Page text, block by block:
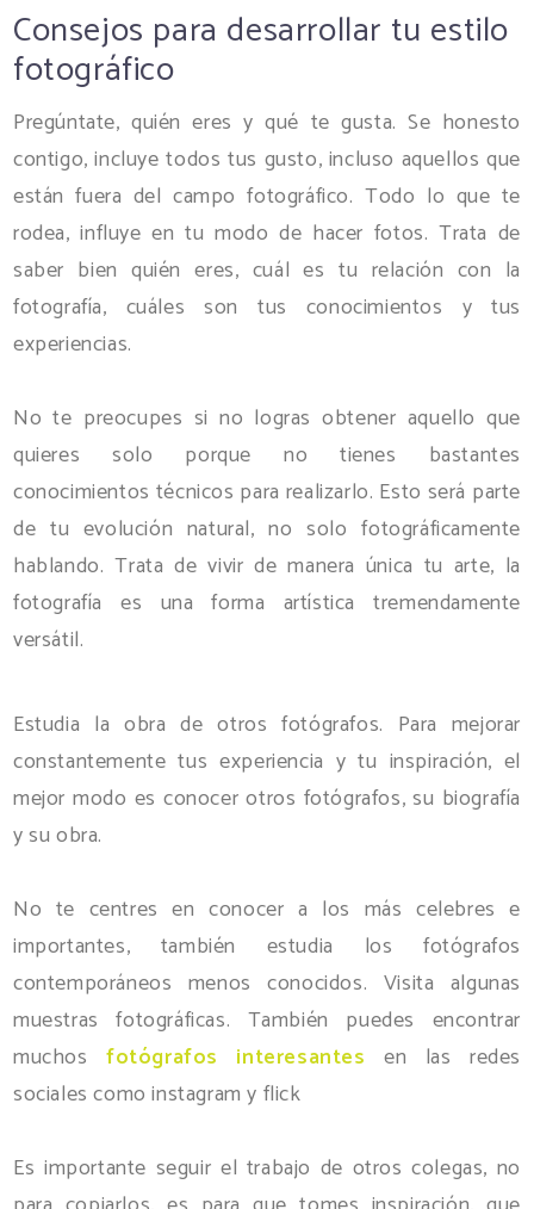
Consejos para desarrollar tu estilo
fotográfico
Pregúntate, quién eres y qué te gusta. Se honesto
contigo, incluye todos tus gusto, incluso aquellos que
están fuera del campo fotográfico. Todo lo que te
rodea, influye en tu modo de hacer fotos. Trata de
saber bien quién eres, cuál es tu relación con la
fotografía, cuáles son tus conocimientos y tus
experiencias.
No te preocupes si no logras obtener aquello que
quieres solo porque no tienes bastantes
conocimientos técnicos para realizarlo. Esto será parte
de tu evolución natural, no solo fotográficamente
hablando. Trata de vivir de manera única tu arte, la
fotografía es una forma artística tremendamente
versátil.
Estudia la obra de otros fotógrafos. Para mejorar
constantemente tus experiencia y tu inspiración, el
mejor modo es conocer otros fotógrafos, su biografía
y su obra.
No te centres en conocer a los más celebres e
importantes, también estudia los fotógrafos
contemporáneos menos conocidos. Visita algunas
muestras fotográficas. También puedes encontrar
muchosfotógrafos interesantes en las redes
sociales como instagram y flick
Es importante seguir el trabajo de otros colegas, no